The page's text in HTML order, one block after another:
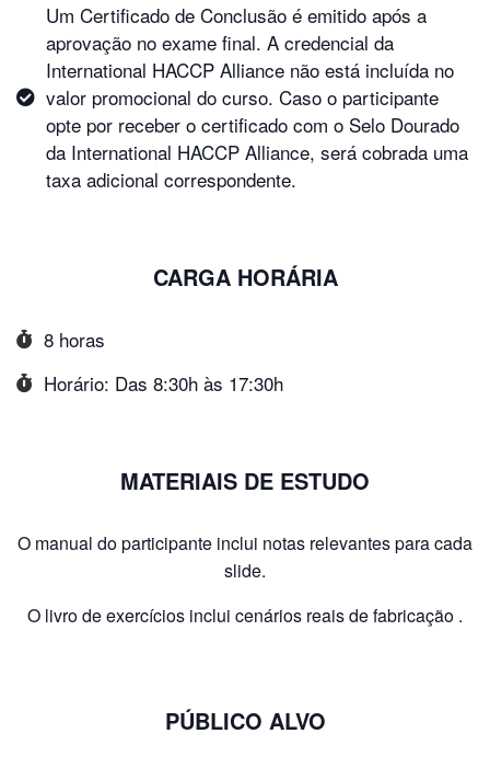
Um Certificado de Conclusão é emitido após a
aprovação no exame final. A credencial da
International HACCP Alliance não está incluída no
valor promocional do curso. Caso o participante
opte por receber o certificado com o Selo Dourado
da International HACCP Alliance, será cobrada uma
taxa adicional correspondente.
CARGA HORÁRIA
8 horas
Horário: Das 8:30h às 17:30h
MATERIAIS DE ESTUDO
O manual do participante inclui notas relevantes para cada
slide.
O livro de exercícios inclui cenários reais de fabricação .
PÚBLICO ALVO